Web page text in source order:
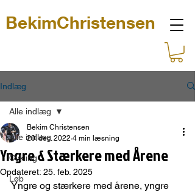
BekimChristensen
Indlæg
Alle indlæg
Cykling
Løb
Alle indlæg
Yngre & Stærkere med Årene
Bekim Christensen
20. dec. 2022 4 min læsning
Opdateret: 25. feb. 2025
Yngre og stærkere med årene, yngre